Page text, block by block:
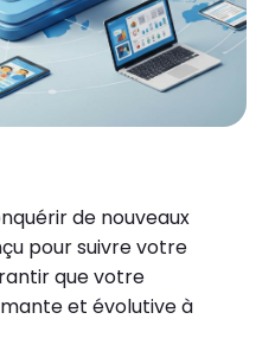
de nouveaux
pour suivre votre
que votre
et évolutive à